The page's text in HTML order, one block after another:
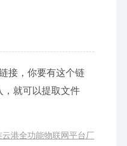
接，你要有这个链
，就可以提取文件
云港全功能物联网平台厂